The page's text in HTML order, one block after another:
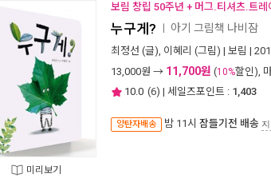
미리보기
보림 창립 50주년 + 머그.티셔츠.트
누구게? 아기 그림책 나비잠
최정선 (글), 이혜리 (그림) | 보림 |
13,000원 → 11,700원 (10%할인),
10.0 (6) | 세일즈포인트 : 1,403
양탄자배송 밤 11시 잠들기전 배송